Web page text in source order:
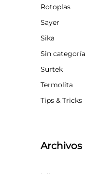
Rotoplas
Sayer
Sika
Sin categoría
Surtek
Termolita
Tips & Tricks
Archivos